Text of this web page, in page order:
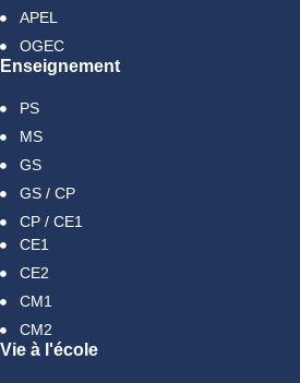
APEL
OGEC
Enseignement
PS
MS
GS
GS / CP
CP / CE1
CE1
CE2
CM1
CM2
Vie à l'école